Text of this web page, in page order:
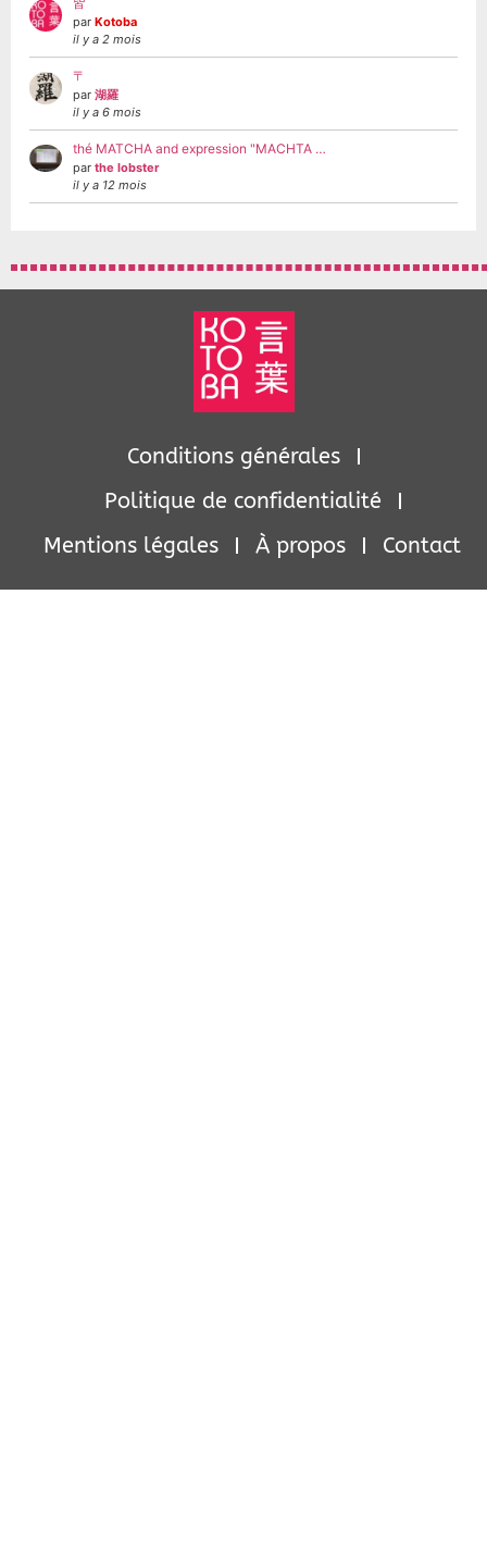
par Kotoba
il y a 2 mois
〒
par 湖羅
il y a 6 mois
thé MATCHA and expression "MACHTA …
par the lobster
il y a 12 mois
Conditions générales
Politique de confidentialité
Mentions légales
À propos Contact